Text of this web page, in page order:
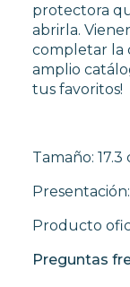
protectora
abrirla.
completar la
amplio
tus favoritos!
Tamaño: 17.3
Producto
Preguntas